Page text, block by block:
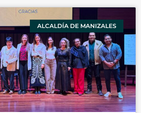
ALCALDÍA DE MANIZALES